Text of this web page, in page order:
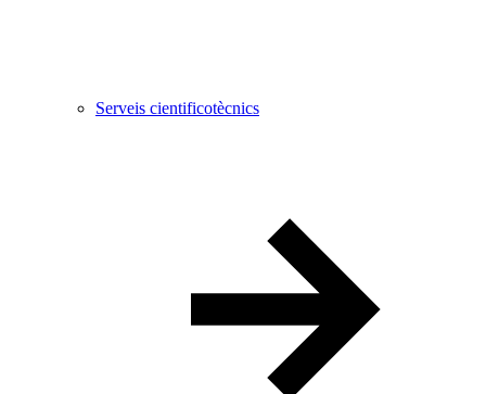
Serveis cientificotècnics